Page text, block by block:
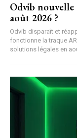
Odvib nouvelle
août 2026 ?
Odvib disparaît et
fonctionne la traque
solutions légales en